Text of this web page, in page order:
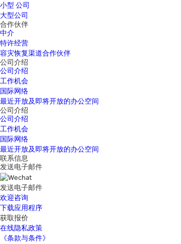
小型 公司
大型公司
合作伙伴
中介
特许经营
容灾恢复渠道合作伙伴
公司介绍
公司介绍
工作机会
国际网络
最近开放及即将开放的办公空间
公司介绍
公司介绍
工作机会
国际网络
最近开放及即将开放的办公空间
联系信息
发送电子邮件
发送电子邮件
欢迎咨询
下载应用程序
获取报价
在线隐私政策
《条款与条件》